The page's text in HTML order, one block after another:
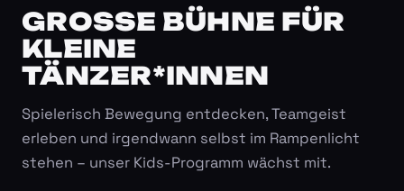
GROSSE BÜHNE FÜR K
LEINE T
ÄNZER*INNEN
Spielerisch Bewegung entdecken, Teamgeist
erleben und irgendwann selbst im Rampenlicht
stehen – unser Kids-Programm wächst mit.